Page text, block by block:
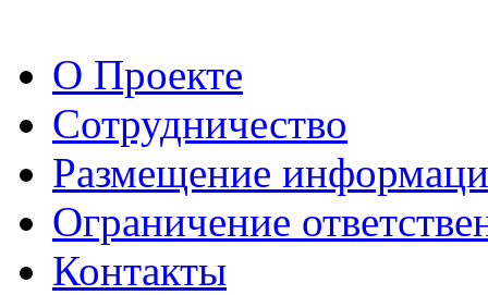
О Проекте
Сотрудничество
Размещение
Ограничение
Контакты